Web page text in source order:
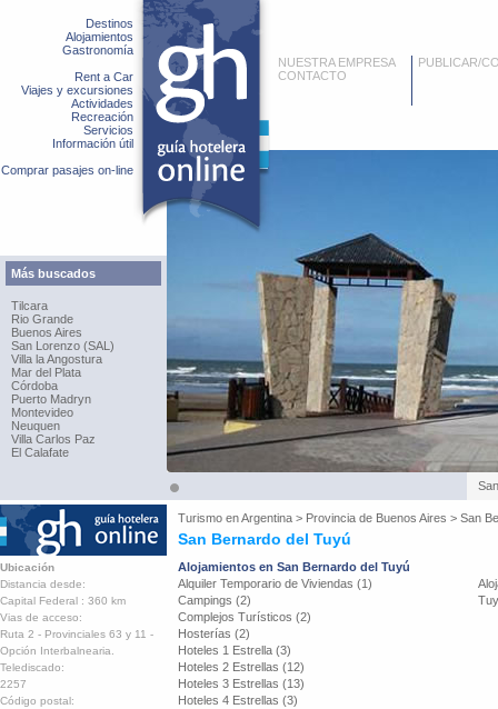
Destinos
Alojamientos
Gastronomía
Rent a Car
Viajes y excursiones
Actividades
Recreación
Servicios
Información útil
Comprar pasajes on-line
Más buscados
Tilcara
Rio Grande
Buenos Aires
San Lorenzo (SAL)
Villa la Angostura
Mar del Plata
Córdoba
Puerto Madryn
Montevideo
Neuquen
Villa Carlos Paz
El Calafate
NUESTRA EMPRESA
CONTACTO
PUBLICAR/
Turismo enArgentina > Provincia de Buenos Aires > San
San Bernardo del Tuyú
Ubicación
Distancia desde:
Capital Federal : 360 km
Vias de acceso:
Ruta 2 - Provinciales 63 y 11 -
Opción Interbalnearia.
Telediscado:
2257
Código postal:
Alojamientos en San Bernardo del Tuyú
Alquiler Temporario de Viviendas (1)
Campings (2)
Complejos Turísticos (2)
Hosterías (2)
Hoteles 1 Estrella (3)
Hoteles 2 Estrellas (12)
Hoteles 3 Estrellas (13)
Hoteles 4 Estrellas (3)